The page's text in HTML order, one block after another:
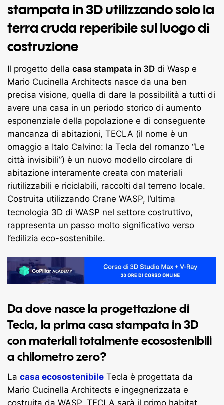
stampata in 3Dutilizzando solo la
terra cruda reperibile sul luogo di
costruzione
Il progetto della casa stampata in 3D di Wasp e
Mario Cucinella Architects nasce da una ben
precisa visione, quella di dare la possibilità a tutti di
avere una casa in un periodo storico di aumento
esponenziale della popolazione e di conseguente
mancanza di abitazioni, TECLA (il nome è un
omaggio a Italo Calvino: la Tecla del romanzo “Le
città invisibili”) è un nuovo modello circolare di
abitazione interamente creata con materiali
riutilizzabili e riciclabili, raccolti dal terreno locale.
Costruita utilizzando Crane WASP, l’ultima
tecnologia 3D di WASP nel settore costruttivo,
rappresenta un passo molto significativo verso
l’edilizia eco-sostenibile.
Da dove nasce la progettazione di
Tecla, la prima casa stampata in 3D
con materiali totalmente ecosostenibili
a chilometro zero?
La casa ecosostenibile Tecla è progettata da
Mario Cucinella Architects e ingegnerizzata e
costruita da WASP. TECLA sarà il primo habitat